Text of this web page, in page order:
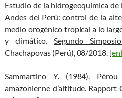
Estudio de la hidrogeoquímica de
Andes del Perú: control de la
medio orogénico tropical a lo
y climático. Segundo
Chachapoyas (Perú), 08/2018. [
Sammartino Y. (1984).
amazonienne d’altitude. Rapport